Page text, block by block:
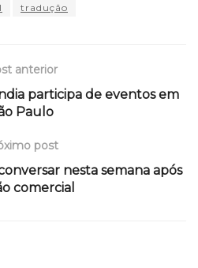
tradução
anterior
participa de eventos em
Paulo
post
nesta semana após
comercial